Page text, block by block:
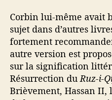
Corbin lui-même avait
sujet dans d’autres
fortement
autre version est
sur la signification
Résurrection duRuz-i-
Brièvement, Hassan II,